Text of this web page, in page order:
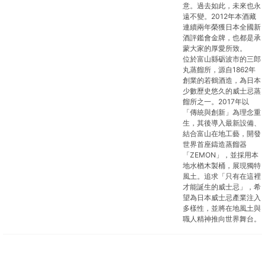
意。過去如此，未來也永
遠不變。2012年本酒藏
連續兩年榮獲日本全國新
酒評鑑會金牌，也都是承
蒙大家的厚愛所致。
位於富山縣砺波市的三郎
丸蒸餾所，源自1862年
創業的若鶴酒造，為日本
少數歷史悠久的威士忌蒸
餾所之一。2017年以
「傳統與創新」為理念重
生，其後導入最新設備、
結合富山在地工藝，開發
世界首座鑄造蒸餾器
「ZEMON」，並採用本
地水楢木製桶，展現獨特
風土。追求「只有在這裡
才能誕生的威士忌」，希
望為日本威士忌產業注入
多樣性，並將在地風土與
職人精神推向世界舞台。